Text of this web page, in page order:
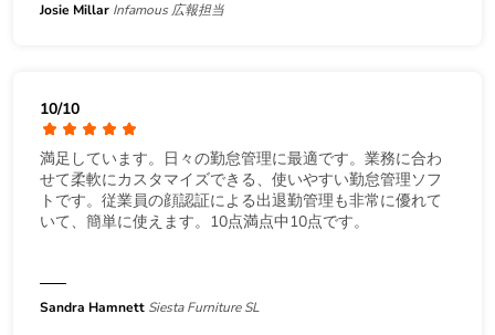
Josie Millar Infamous 広報担当
10/10
満足しています。日々の勤怠管理に最適です。業務に合わ
せて柔軟にカスタマイズできる、使いやすい勤怠管理ソフ
トです。従業員の顔認証による出退勤管理も非常に優れて
いて、簡単に使えます。10点満点中10点です。
Sandra Hamnett Siesta Furniture SL